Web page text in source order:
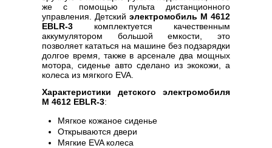
же с помощью пульта дистанционного
управления. Детский электромобиль M 4612
EBLR-3 комплектуется качественным
аккумулятором большой емкости, это
позволяет кататься на машине без подзарядки
долгое время, также в арсенале два мощных
мотора, сиденье авто сделано из экокожи, а
колеса из мягкого EVA.
Характеристики детского электромобиля
M 4612 EBLR-3:
Мягкое кожаное сиденье
Открываются двери
Мягкие EVA колеса